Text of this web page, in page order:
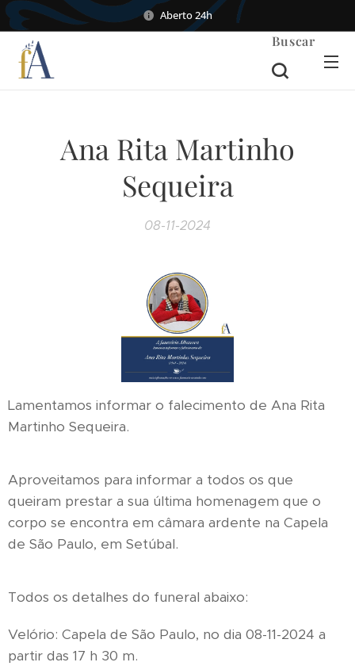
Aberto 24h
Buscar
Ana Rita Martinho
Sequeira
08-11-2024
Lamentamos informar o falecimento de Ana Rita
Martinho Sequeira.
Aproveitamos para informar a todos os que
queiram prestar a sua última homenagem que o
corpo se encontra em câmara ardente na Capela
de São Paulo, em Setúbal.
Todos os detalhes do funeral abaixo:
Velório: Capela de São Paulo, no dia 08-11-2024 a
partir das 17 h 30 m.